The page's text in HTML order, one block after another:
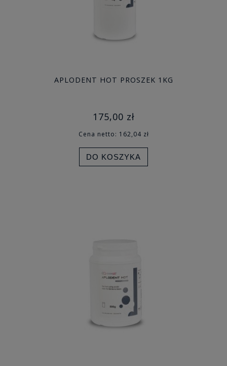
APLODENT HOT PROSZEK 1KG
175,00 zł
Cena netto: 162,04 zł
DO KOSZYKA